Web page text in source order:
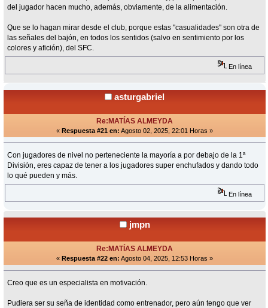
del jugador hacen mucho, además, obviamente, de la alimentación.
Que se lo hagan mirar desde el club, porque estas "casualidades" son otra de
las señales del bajón, en todos los sentidos (salvo en sentimiento por los
colores y afición), del SFC.
En línea
asturgabriel
Re:MATÍAS ALMEYDA
« Respuesta #21 en: Agosto 02, 2025, 22:01 Horas »
Con jugadores de nivel no perteneciente la mayoría a por debajo de la 1ª
División, eres capaz de tener a los jugadores super enchufados y dando todo
lo qué pueden y más.
En línea
jmpn
Re:MATÍAS ALMEYDA
« Respuesta #22 en: Agosto 04, 2025, 12:53 Horas »
Creo que es un especialista en motivación.
Pudiera ser su seña de identidad como entrenador, pero aún tengo que ver